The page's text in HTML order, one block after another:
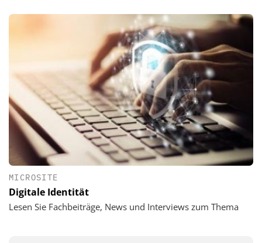
MICROSITE
Digitale Identität
Lesen Sie Fachbeiträge, News und Interviews zum Thema